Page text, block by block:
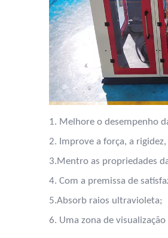
1. Melhore o desempenho
2. Improve a força, a
3.Mentro as propriedades
4. Com a premissa de
5.Absorb raios ultravioleta;
6. Uma zona de